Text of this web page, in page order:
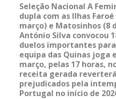
Seleção Nacional A
dupla com as Ilhas
março) e Matosinhos (8
António Silva convocou
duelos importantes
equipa das Quinas joga
março, pelas 17 horas,
receita gerada
prejudicados pela
Portugal no início de